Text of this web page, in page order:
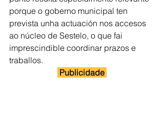
porque o goberno municipal ten
prevista unha actuación nos accesos
ao núcleo de Sestelo, o que fai
imprescindible coordinar prazos e
traballos.
Publicidade